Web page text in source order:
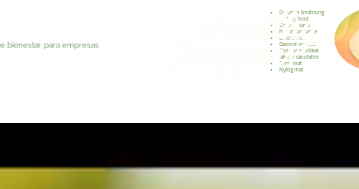
bienestar para empresas
Gesunde Ernährung
Healthy food
Comida sana
Nourriture saine
Cibo sano
Gezond voedsel
Comida saudável
Menjar saludable
Sunn mat
Nyttig mat